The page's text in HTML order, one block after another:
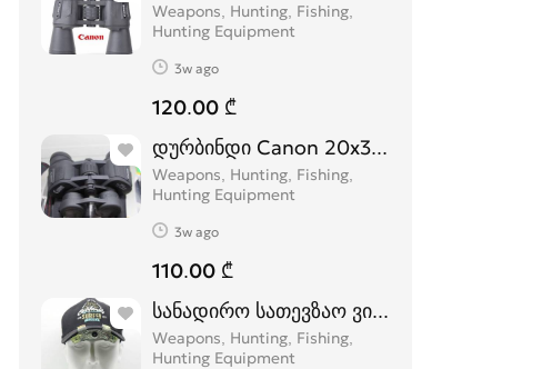
Weapons, Hunting, Fishing,
Hunting Equipment
3w ago
120.00 ₾
დურბინდი Canon 20x35 დურბინდები
Weapons, Hunting, Fishing,
Hunting Equipment
3w ago
110.00 ₾
სანადირო სათევზაო ვიდეო კამერა
Weapons, Hunting, Fishing,
Hunting Equipment